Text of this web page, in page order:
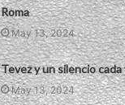
Roma
May 13, 2024
Tevez y un silencio
May 13, 2024